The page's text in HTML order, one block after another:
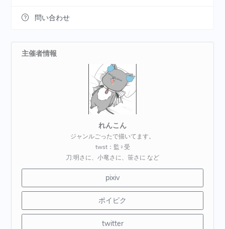
問い合わせ
主催者情報
れんこん
ジャンルごったで描いてます。
twst：監♀受
刀:明さに、小竜さに、笹さに など
pixiv
ポイピク
twitter